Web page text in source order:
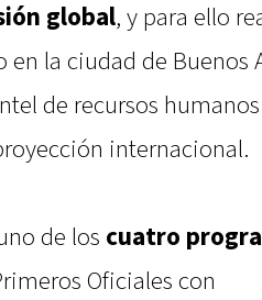
global, y para ello
la ciudad de Buenos
de recursos
internacional.
de los cuatro
Oficiales con